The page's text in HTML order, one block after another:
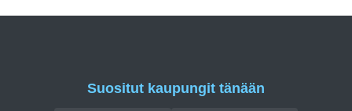
Suositut kaupungit tänään